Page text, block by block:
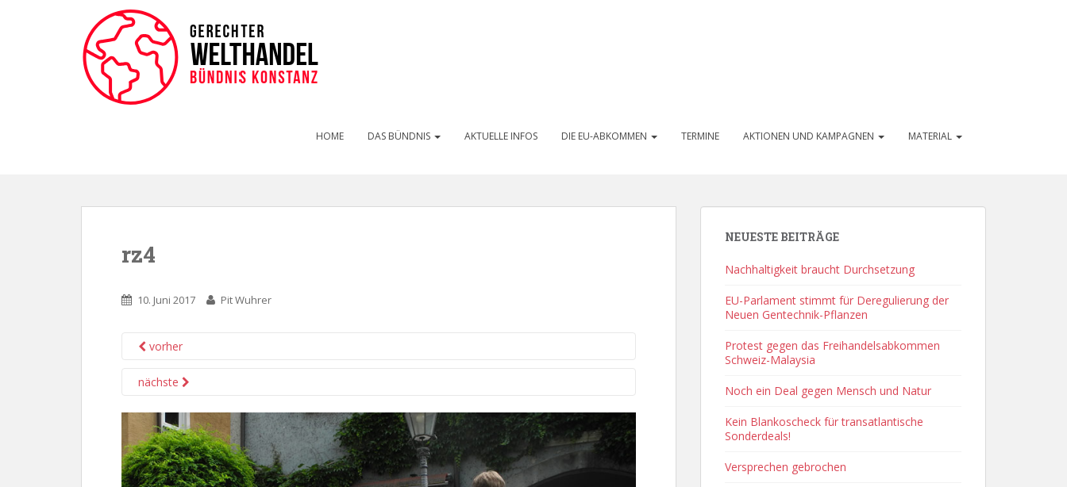
HOME DAS BÜNDNIS AKTUELLE INFOS DIE EU-ABKOMMEN TERMINE AKTIONEN UND KAMPAGNEN MATERIAL
rz4
10. Juni 2017 Pit Wuhrer
vorher
nächste
NEUESTE BEITRÄGE
Nachhaltigkeit braucht Durchsetzung
EU-Parlament stimmt für Deregulierung der
Neuen Gentechnik-Pflanzen
Protest gegen das Freihandelsabkommen
Schweiz-Malaysia
Noch ein Deal gegen Mensch und Natur
Kein Blankoscheck für transatlantische
Sonderdeals!
Versprechen gebrochen